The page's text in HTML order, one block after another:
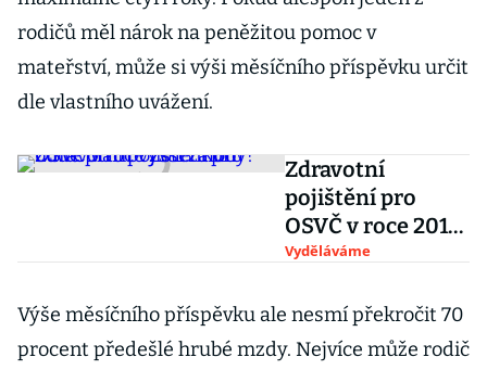
rodičů měl nárok na peněžitou pomoc v
mateřství, může si výši měsíčního příspěvku určit
dle vlastního uvážení.
Zdravotní
pojištění pro
OSVČ v roce 2018:
Kdo bude platit
Vyděláváme
Výše měsíčního příspěvku ale nesmí překročit 70
procent předešlé hrubé mzdy. Nejvíce může rodič